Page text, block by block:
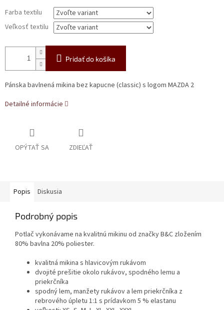
cena:
Farba textilu
Veľkosť textilu
Pridať do košíka
Pánska bavlnená mikina bez kapucne (classic) s logom MAZDA 2
Detailné informácie
OPÝTAŤ SA ZDIEĽAŤ
Popis Diskusia
Podrobný popis
Potlač vykonávame na kvalitnú mikinu od značky B&C zložením
80% bavlna 20% poliester.
kvalitná mikina s hlavicovým rukávom
dvojité prešitie okolo rukávov, spodného lemu a
priekrčníka
spodný lem, manžety rukávov a lem priekrčníka z
rebrového úpletu 1:1 s prídavkom 5 % elastanu